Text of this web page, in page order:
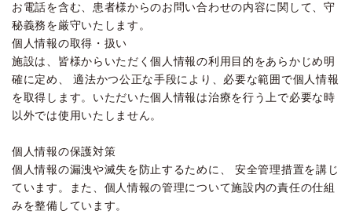
お電話を含む、患者様からのお問い合わせの内容に関して、守
秘義務を厳守いたします。
個人情報の取得・扱い
施設は、皆様からいただく個人情報の利用目的をあらかじめ明
確に定め、 適法かつ公正な手段により、必要な範囲で個人情報
を取得します。いただいた個人情報は治療を行う上で必要な時
以外では使用いたしません。
個人情報の保護対策
個人情報の漏洩や滅失を防止するために、 安全管理措置を講じ
ています。また、個人情報の管理について施設内の責任の仕組
みを整備しています。